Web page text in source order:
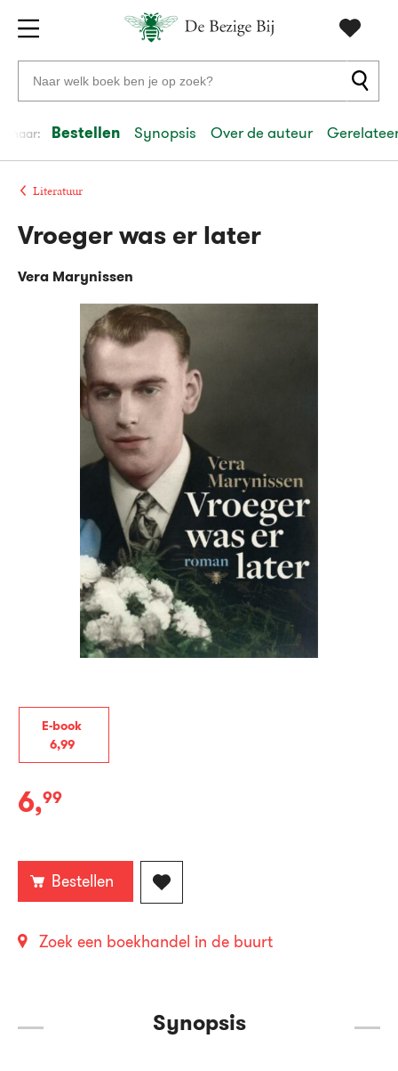
Gratis
verzending
vanaf
20
euro
Voor
23:59
volgendein
Veilig betalen
Gratis
Zoeken
naar
auteurs
en
uitgevers
naar: Bestellen Synopsis Over de auteur
Literatuur
E-book
6,99
E-
6,99
Bestellen
Zoek een boekhandel in de buurt
Vroeger was er later
Vera Marynissen
Synopsis